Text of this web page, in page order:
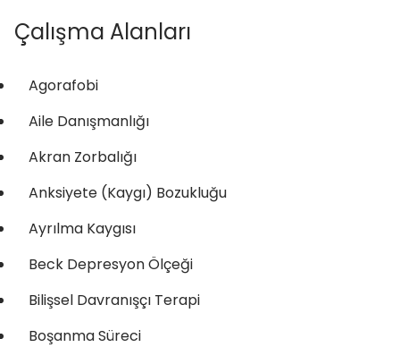
Çalışma Alanları
Agorafobi
Aile Danışmanlığı
Akran Zorbalığı
Anksiyete (Kaygı) Bozukluğu
Ayrılma Kaygısı
Beck Depresyon Ölçeği
Bilişsel Davranışçı Terapi
Boşanma Süreci